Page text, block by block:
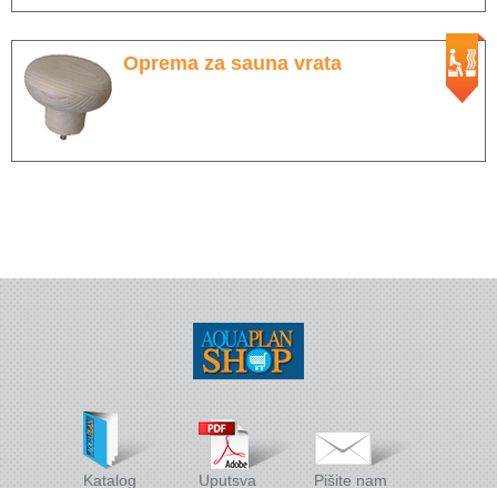
Stakleni mozaik
Dekorativni i građevinski materijali
Oprema za sauna vrata
Katalog Uputsva Pišite nam